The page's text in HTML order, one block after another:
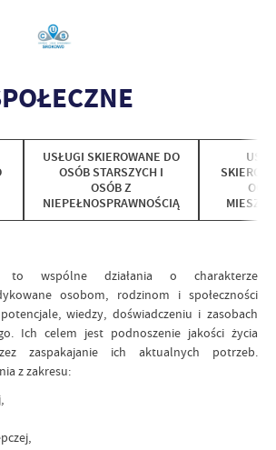
USŁUGI SKIEROWANE DO
OSÓB STARSZYCH I
OSÓB Z
NIEPEŁNOSPRAWNOŚCIĄ
GMINY
to wspólne działania o charakterze
osobom, rodzinom i społeczności
wiedzy, doświadczeniu i zasobach
Ich celem jest podnoszenie jakości życia
zaspakajanie ich aktualnych potrzeb.
z zakresu: